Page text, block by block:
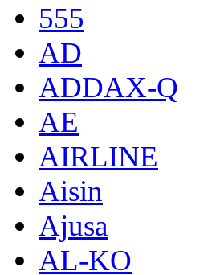
555
AD
ADDAX-Q
AE
AIRLINE
Aisin
Ajusa
AL-KO